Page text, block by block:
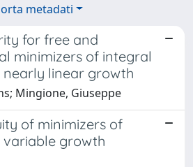
metadati
for free and
minimizers of integral
linear growth
Mingione, Giuseppe
of minimizers of
growth